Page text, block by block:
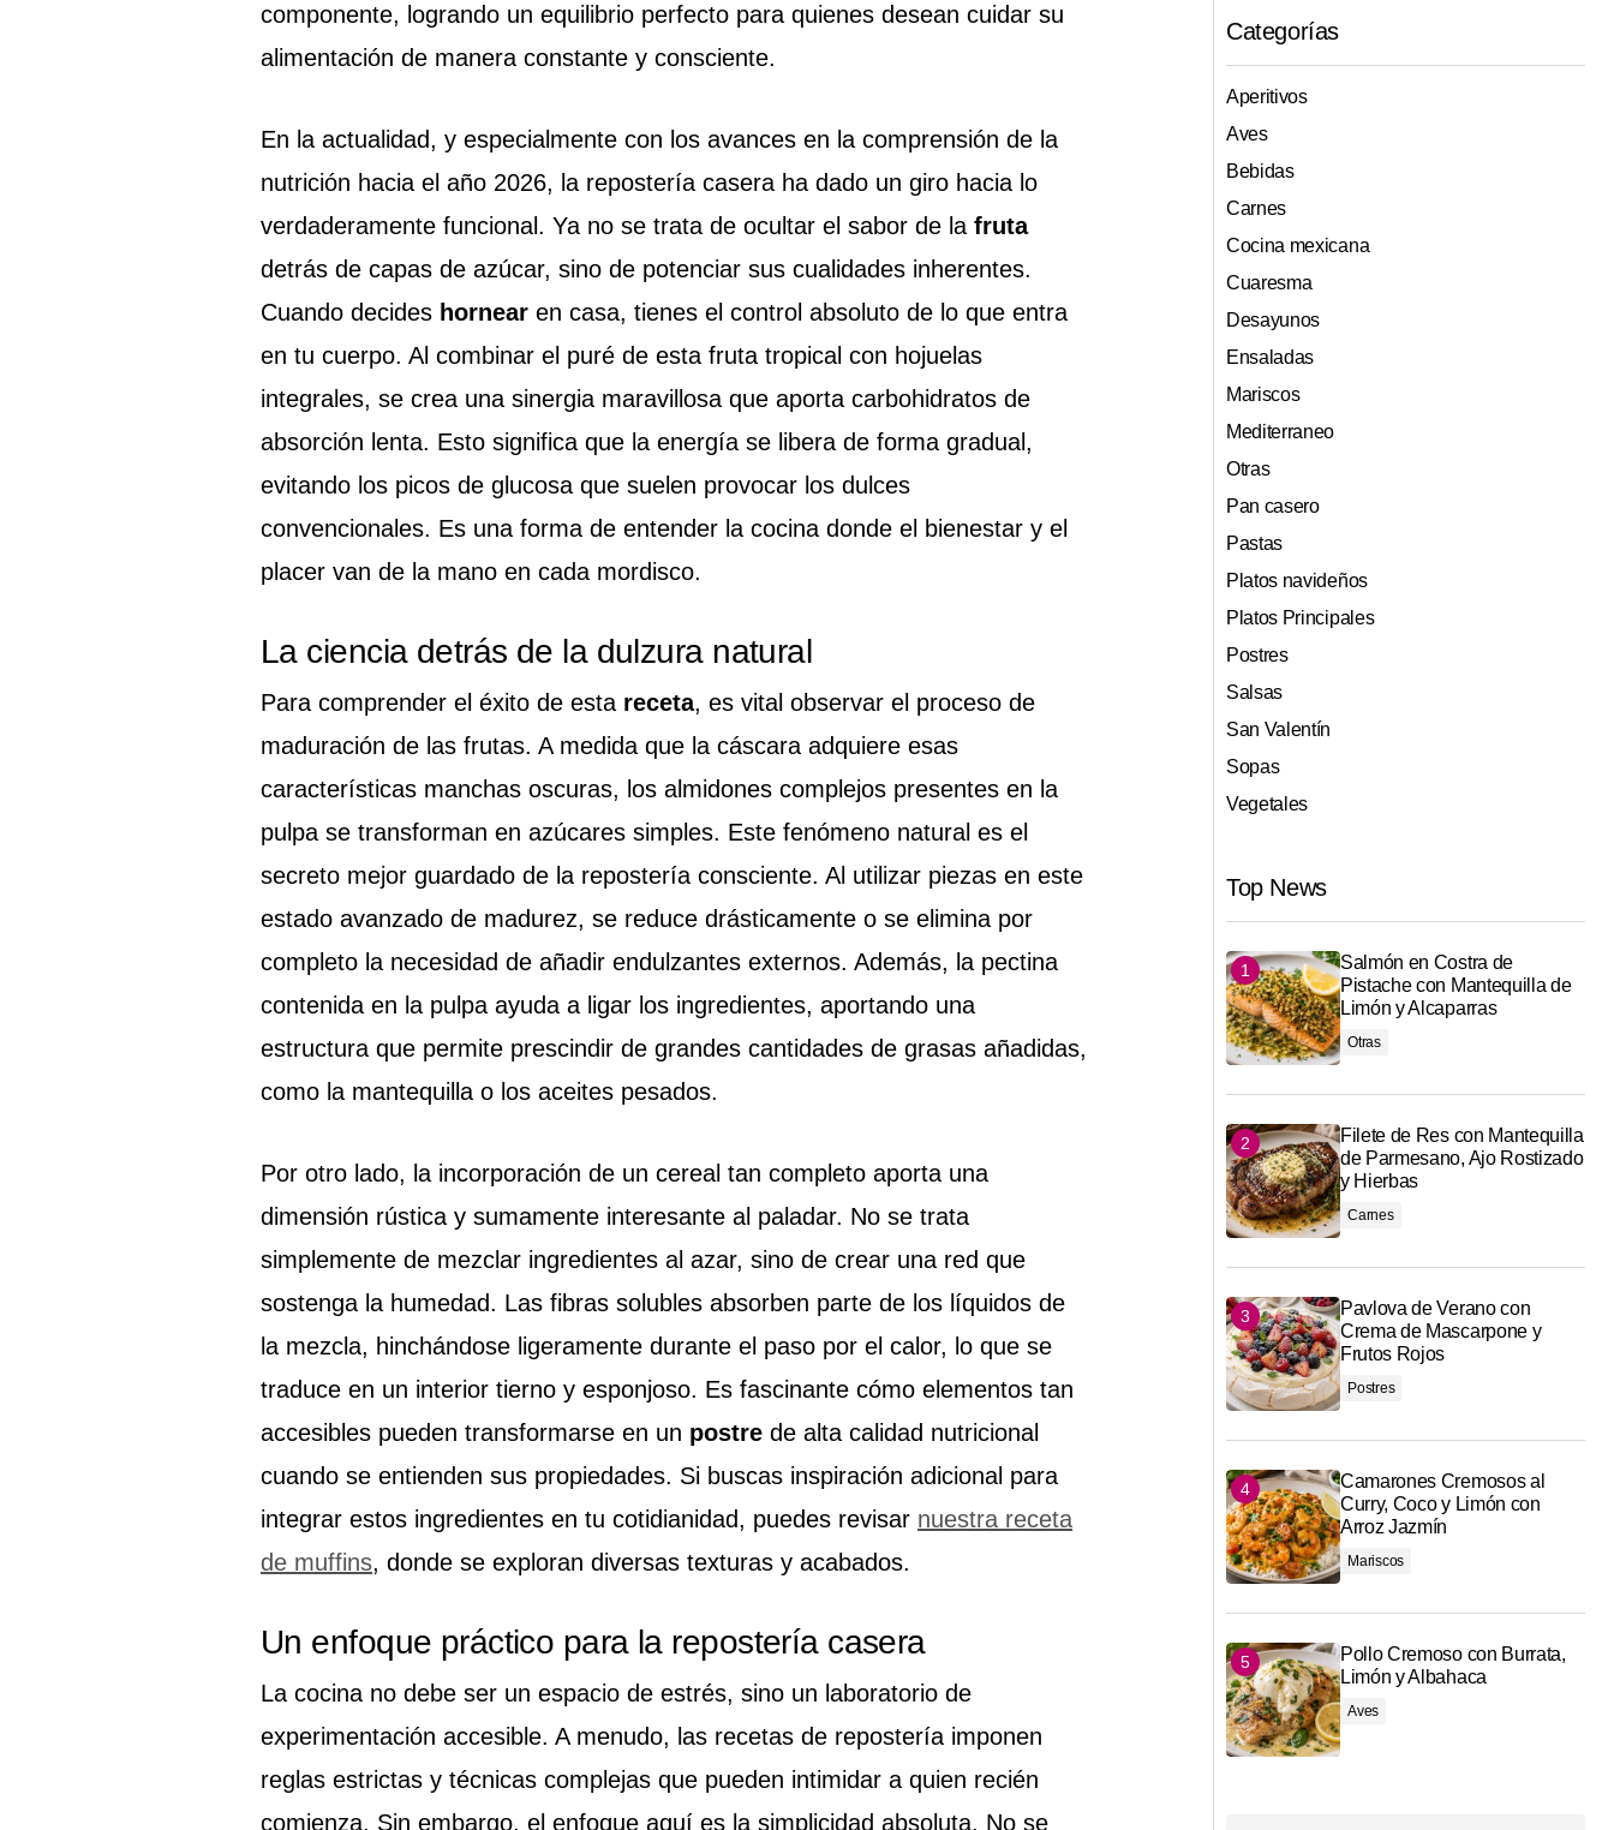
componente, logrando un equilibrio perfecto para quienes desean cuidar su
alimentación de manera constante y consciente.
En la actualidad, y especialmente con los avances en la comprensión de la
nutrición hacia el año 2026, la repostería casera ha dado un giro hacia lo
verdaderamente funcional. Ya no se trata de ocultar el sabor de la fruta
detrás de capas de azúcar, sino de potenciar sus cualidades inherentes.
Cuando decides hornear en casa, tienes el control absoluto de lo que entra
en tu cuerpo. Al combinar el puré de esta fruta tropical con hojuelas
integrales, se crea una sinergia maravillosa que aporta carbohidratos de
absorción lenta. Esto significa que la energía se libera de forma gradual,
evitando los picos de glucosa que suelen provocar los dulces
convencionales. Es una forma de entender la cocina donde el bienestar y el
placer van de la mano en cada mordisco.
La ciencia detrás de la dulzura natural
Para comprender el éxito de esta receta, es vital observar el proceso de
maduración de las frutas. A medida que la cáscara adquiere esas
características manchas oscuras, los almidones complejos presentes en la
pulpa se transforman en azúcares simples. Este fenómeno natural es el
secreto mejor guardado de la repostería consciente. Al utilizar piezas en este
estado avanzado de madurez, se reduce drásticamente o se elimina por
completo la necesidad de añadir endulzantes externos. Además, la pectina
contenida en la pulpa ayuda a ligar los ingredientes, aportando una
estructura que permite prescindir de grandes cantidades de grasas añadidas,
como la mantequilla o los aceites pesados.
Por otro lado, la incorporación de un cereal tan completo aporta una
dimensión rústica y sumamente interesante al paladar. No se trata
simplemente de mezclar ingredientes al azar, sino de crear una red que
sostenga la humedad. Las fibras solubles absorben parte de los líquidos de
la mezcla, hinchándose ligeramente durante el paso por el calor, lo que se
traduce en un interior tierno y esponjoso. Es fascinante cómo elementos tan
accesibles pueden transformarse en un postre de alta calidad nutricional
cuando se entienden sus propiedades. Si buscas inspiración adicional para
integrar estos ingredientes en tu cotidianidad, puedes revisar nuestra receta
de muffins, donde se exploran diversas texturas y acabados.
Un enfoque práctico para la repostería casera
La cocina no debe ser un espacio de estrés, sino un laboratorio de
experimentación accesible. A menudo, las recetas de repostería imponen
reglas estrictas y técnicas complejas que pueden intimidar a quien recién
comienza. Sin embargo, el enfoque aquí es la simplicidad absoluta. No se
Categorías
Aperitivos
Aves
Bebidas
Carnes
Cocina mexicana
Cuaresma
Desayunos
Ensaladas
Mariscos
Mediterraneo
Otras
Pan casero
Pastas
Platos navideños
Platos Principales
Postres
Salsas
San Valentín
Sopas
Vegetales
Top News
Salmón en Costra de
Pistache con Mantequilla de
Limón y Alcaparras
Otras
Filete de Res con Mantequilla
de Parmesano, Ajo Rostizado
y Hierbas
Carnes
Pavlova de Verano con
Crema de Mascarpone y
Frutos Rojos
Postres
Camarones Cremosos al
Curry, Coco y Limón con
Arroz Jazmín
Mariscos
Pollo Cremoso con Burrata,
Limón y Albahaca
Aves